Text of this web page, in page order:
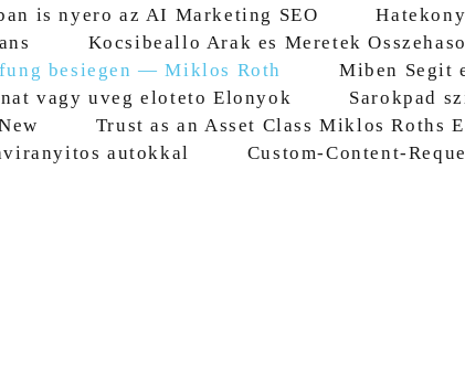
is nyero az AI Marketing SEO
Kocsibeallo Arak es Meretek
besiegen — Miklos Roth Miben Segit
vagy uveg eloteto Elonyok
Sarokpad
Trust as an Asset Class Miklos Roths
autokkal Custom-Content-